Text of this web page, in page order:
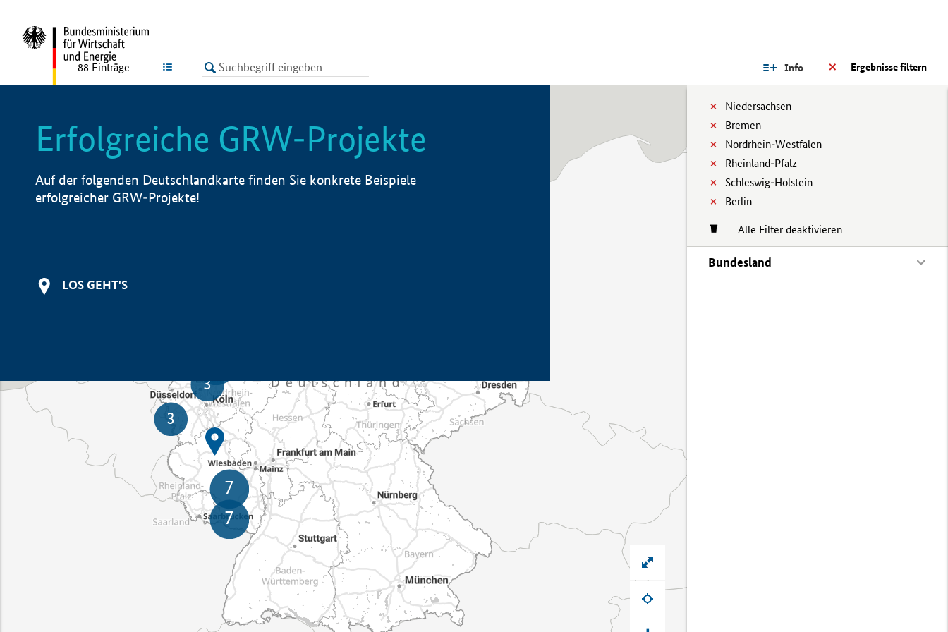
LISTE Ergebnisse filtern
Info
Niedersachsen
Bremen
Nordrhein-Westfalen
Rheinland-Pfalz
Schleswig-Holstein
Berlin
Alle Filter deaktivieren
Bundesland
88 Einträge
Erfolgreiche GRW-Projekte
Auf der folgenden Deutschlandkarte finden Sie konkrete Beispiele
erfolgreicher GRW-Projekte!
LOS GEHT'S